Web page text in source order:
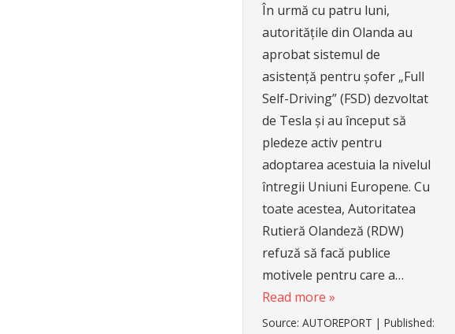
În urmă cu patru luni,
autoritățile din Olanda au
aprobat sistemul de
asistență pentru șofer „Full
Self-Driving” (FSD) dezvoltat
de Tesla și au început să
pledeze activ pentru
adoptarea acestuia la nivelul
întregii Uniuni Europene. Cu
toate acestea, Autoritatea
Rutieră Olandeză (RDW)
refuză să facă publice
motivele pentru care a…
Read more »
Source:AUTOREPORT |Published: